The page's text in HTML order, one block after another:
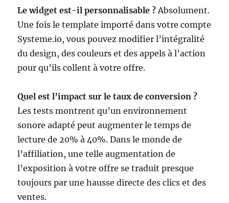
Le widget est-il personnalisable ? Absolument.
Une fois le template importé dans votre compte
Systeme.io, vous pouvez modifier l’intégralité
du design, des couleurs et des appels à l’action
pour qu’ils collent à votre offre.
Quel est l’impact sur le taux de conversion ?
Les tests montrent qu’un environnement
sonore adapté peut augmenter le temps de
lecture de 20% à 40%. Dans le monde de
l’affiliation, une telle augmentation de
l’exposition à votre offre se traduit presque
toujours par une hausse directe des clics et des
ventes.